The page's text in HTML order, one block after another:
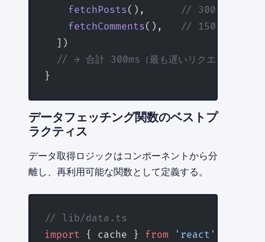
    fetchPosts
(), // 300ms ├ 並列
    fetchComments
(), // 150ms ┘
  ])
// → 合計 300ms（最も遅いリクエストの時間
}
データフェッチング関数のベストプ
ラクティス
データ取得ロジックはコンポーネントから分
離し、再利用可能な関数として定義する。
// lib/data.ts
import { cache } from 'react'